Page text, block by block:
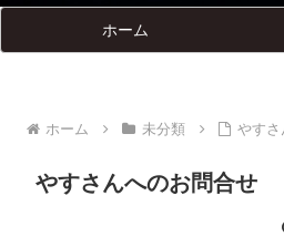
ホーム
ホーム 未分類 やす
やすさんへのお問合せ